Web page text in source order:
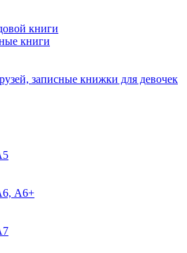
книги
книги
записные книжки для девочек
А6+